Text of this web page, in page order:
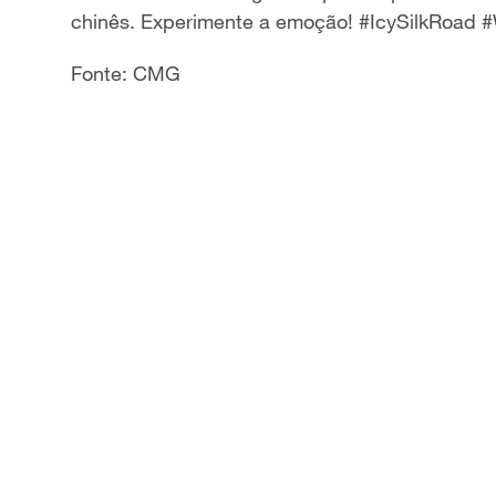
y
V
chinês. Experimente a emoção! #IcySilkRoad
Fonte: CMG